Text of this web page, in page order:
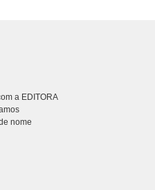
a EDITORA
nome